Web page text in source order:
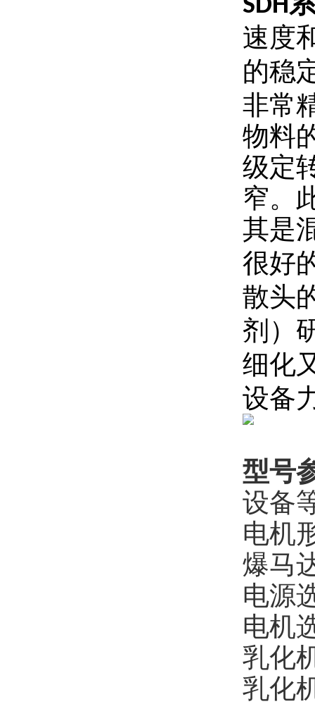
SDH
速度
的稳
非常
物料
级定
窄。
其是
很好
散头
剂）
细化
设备
型号
设备
电机
爆马
电源
电机
乳化
乳化